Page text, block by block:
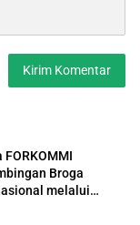
FORKOMMI
Broga
melalui